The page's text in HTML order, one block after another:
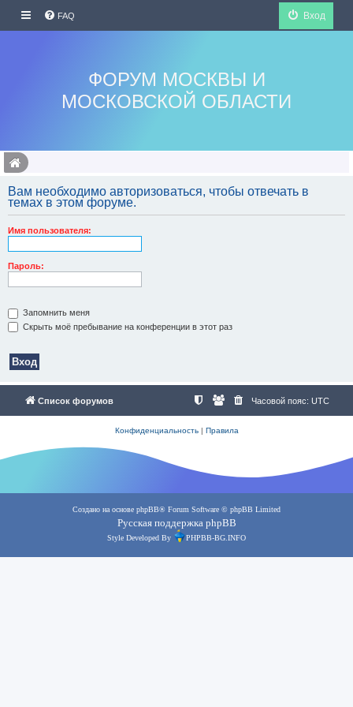
FAQ Вход
ФОРУМ МОСКВЫ И
МОСКОВСКОЙ ОБЛАСТИ
Вам необходимо авторизоваться, чтобы отвечать в
темах в этом форуме.
Имя пользователя:
Пароль:
Запомнить меня
Скрыть моё пребывание на конференции в этот раз
Список форумов Часовой пояс: UTC
Конфиденциальность| Правила
Создано на основе phpBB® Forum Software © phpBB Limited
Русская поддержка phpBB
Style Developed By PHPBB-BG.INFO